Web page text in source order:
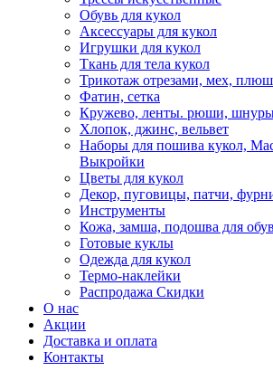
Обувь для кукол
Аксессуары для кукол
Игрушки для кукол
Ткань для тела кукол
Трикотаж отрезами, мех, плюш
Фатин, сетка
Кружево, ленты. рюши,
Хлопок, джинс, вельвет
Наборы для пошива кукол,
Выкройки
Цветы для кукол
Декор, пуговицы, патчи,
Инструменты
Кожа, замша, подошва для
Готовые куклы
Одежда для кукол
Термо-наклейки
Распродажа Скидки
О нас
Акции
Доставка и оплата
Контакты